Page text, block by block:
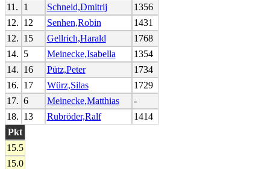
11.
1 Schneid,Dmitrij
1356
12. 12 Senhen,Robin
1431
12. 15 Gellrich,Harald
1768
14. 5 Meinecke,Isabella
1354
14. 16 Pütz,Peter
1734
16. 17 Würz,Silas
1729
17. 6 Meinecke,Matthias
-
18. 13 Rubröder,Ralf
1414
Pkt
15.5
15.0